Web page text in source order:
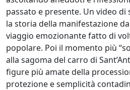
passato e presente. Un video
la storia della manifestazione
viaggio emozionante fatto di
popolare. Poi il momento più
alla sagoma del carro di
figure più amate della
protezione e semplicità